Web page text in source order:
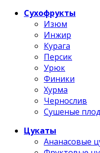
Сухофрукты
Изюм
Инжир
Курага
Персик
Урюк
Финики
Хурма
Чернослив
Сушеные
Цукаты
Ананасовые